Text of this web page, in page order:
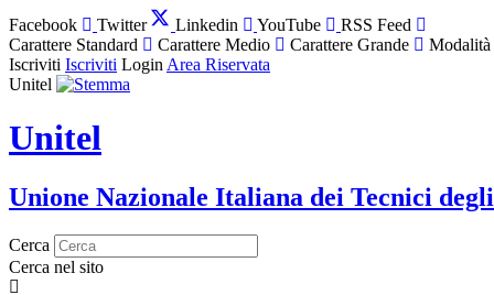
Facebook Twitter Linkedin YouTube
RSS Feed
Carattere Standard
Carattere Medio Carattere Grande
Iscriviti Iscriviti Login Area Riservata
Unitel
Unitel
Unione Nazionale Italiana dei Tecnici
Cerca
Cerca nel sito